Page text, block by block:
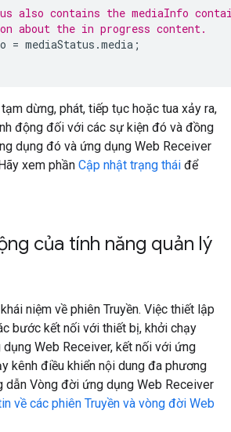
also contains the mediaInfo
about the in progress content.
= mediaStatus .media ;
dừng, phát, tiếp tục hoặc tua xảy ra,
động đối với các sự kiện đó và đồng
dụng đó và ứng dụng Web Receiver
xem phần Cập nhật trạng thái để
của tính năng quản lý
niệm về phiên Truyền. Việc thiết lập
bước kết nối với thiết bị, khởi chạy
Web Receiver, kết nối với ứng
kênh điều khiển nội dung đa phương
dẫn Vòng đời ứng dụng Web Receiver
về các phiên Truyền và vòng đời Web